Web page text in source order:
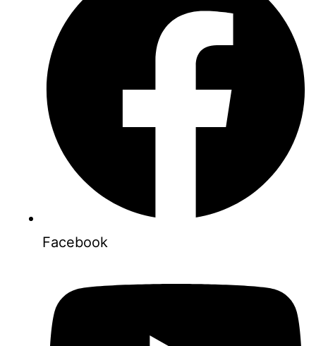
Facebook